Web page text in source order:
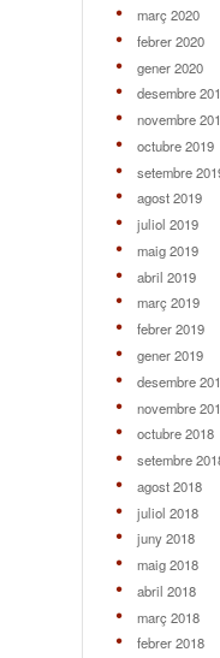
març 2020
febrer 2020
gener 2020
desembre
novembre
octubre 2019
setembre
agost 2019
juliol 2019
maig 2019
abril 2019
març 2019
febrer 2019
gener 2019
desembre
novembre
octubre 2018
setembre
agost 2018
juliol 2018
juny 2018
maig 2018
abril 2018
març 2018
febrer 2018